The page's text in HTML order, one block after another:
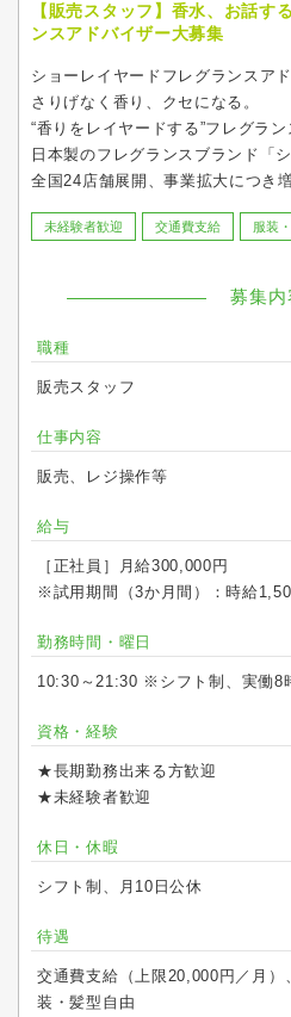
【販売スタッフ】香水、お話す
ンスアドバイザー大募集
ショーレイヤードフレグランスア
さりげなく香り、クセになる。
“香りをレイヤードする”フレグラン
日本製のフレグランスブランド「
全国24店舗展開、事業拡大につき
未経験者歓迎 交通費支給 服装
募集内
職種
販売スタッフ
仕事内容
販売、レジ操作等
給与
［正社員］月給300,000円
※試用期間（3か月間）：時給
勤務時間・曜日
10:30～21:30 ※シフト制、実働8
資格・経験
★長期勤務出来る方歓迎
★未経験者歓迎
休日・休暇
シフト制、月10日公休
待遇
交通費支給（上限20,000円／月）
装・髪型自由